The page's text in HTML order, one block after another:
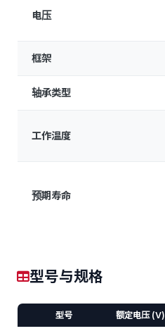
电压
框架
轴承类型
工作温度
预期寿命
型号与规格
型号 额定电压 (V)